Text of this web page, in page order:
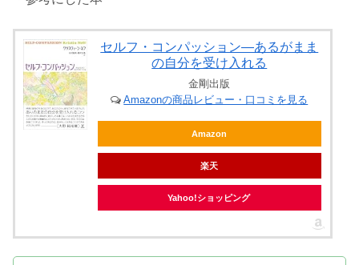
セルフ・コンパッション―あるがまま
の自分を受け入れる
金剛出版
Amazonの商品レビュー・口コミを見る
Amazon
楽天
Yahoo!ショッピング